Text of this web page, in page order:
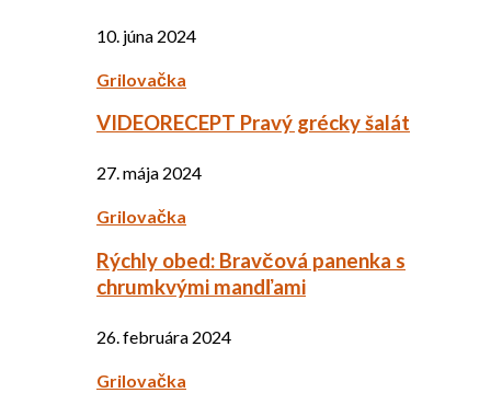
10. júna 2024
Grilovačka
VIDEORECEPT Pravý grécky šalát
27. mája 2024
Grilovačka
Rýchly obed: Bravčová panenka s
chrumkvými mandľami
26. februára 2024
Grilovačka